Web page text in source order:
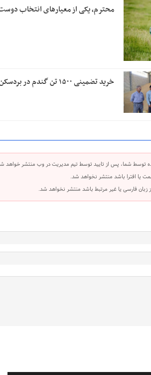
محترم، یکی از معیارهای انتخاب
خرید تضمینی ۱۵۰۰ تن گندم در بردسکن
توسط شما، پس از تایید توسط تیم مدیریت در وب منتشر خواهد
یا افترا باشد منتشر نخواهد شد.
زبان فارسی یا غیر مرتبط باشد منتشر نخواهد شد.